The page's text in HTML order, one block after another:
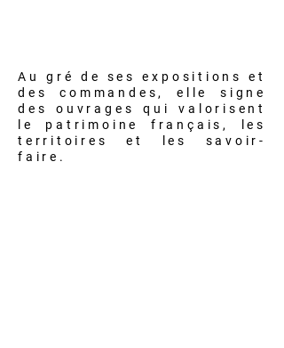
Au gré de ses expositions et
des commandes, elle signe
des ouvrages qui valorisent
le patrimoine français, les
territoires et les savoir-
faire.